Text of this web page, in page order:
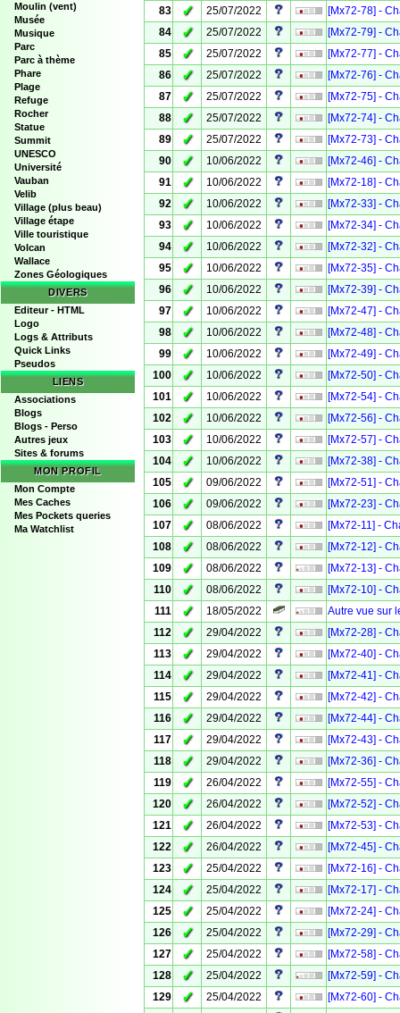
Moulin (vent)
Musée
Musique
Parc
Parc à thème
Phare
Plage
Refuge
Rocher
Statue
Summit
UNESCO
Université
Vauban
Velib
Village (plus beau)
Village étape
Ville touristique
Volcan
Wallace
Zones Géologiques
DIVERS
Editeur - HTML
Logo
Logs & Attributs
Quick Links
Pseudos
LIENS
Associations
Blogs
Blogs - Perso
Autres jeux
Sites & forums
MON PROFIL
Mon Compte
Mes Caches
Mes Pockets queries
Ma Watchlist
83
✓ 25/07/2022
[Mx72-78] -
84
✓ 25/07/2022
[Mx72-79] -
85
✓ 25/07/2022
[Mx72-77] -
86
✓ 25/07/2022
[Mx72-76] -
87
✓ 25/07/2022
[Mx72-75] -
88
✓ 25/07/2022
[Mx72-74] -
89
✓ 25/07/2022
[Mx72-73] -
90
✓ 10/06/2022
[Mx72-46] -
91
✓ 10/06/2022
[Mx72-18] -
92
✓ 10/06/2022
[Mx72-33] -
93
✓ 10/06/2022
[Mx72-34] -
94
✓ 10/06/2022
[Mx72-32] -
95
✓ 10/06/2022
[Mx72-35] -
96
✓ 10/06/2022
[Mx72-39] -
97
✓ 10/06/2022
[Mx72-47] -
98
✓ 10/06/2022
[Mx72-48] -
99
✓ 10/06/2022
[Mx72-49] -
100
✓ 10/06/2022
[Mx72-50] -
101
✓ 10/06/2022
[Mx72-54] -
102
✓ 10/06/2022
[Mx72-56] -
103
✓ 10/06/2022
[Mx72-57] -
104
✓ 10/06/2022
[Mx72-38] -
105
✓ 09/06/2022
[Mx72-51] -
106
✓ 09/06/2022
[Mx72-23] -
107
✓ 08/06/2022
[Mx72-11] -
108
✓ 08/06/2022
[Mx72-12] -
109
✓ 08/06/2022
[Mx72-13] -
110
✓ 08/06/2022
[Mx72-10] -
111
✓ 18/05/2022
Autre vue sur
112
✓ 29/04/2022
[Mx72-28] -
113
✓ 29/04/2022
[Mx72-40] -
114
✓ 29/04/2022
[Mx72-41] -
115
✓ 29/04/2022
[Mx72-42] -
116
✓ 29/04/2022
[Mx72-44] -
117
✓ 29/04/2022
[Mx72-43] -
118
✓ 29/04/2022
[Mx72-36] -
119
✓ 26/04/2022
[Mx72-55] -
120
✓ 26/04/2022
[Mx72-52] -
121
✓ 26/04/2022
[Mx72-53] -
122
✓ 26/04/2022
[Mx72-45] -
123
✓ 25/04/2022
[Mx72-16] -
124
✓ 25/04/2022
[Mx72-17] -
125
✓ 25/04/2022
[Mx72-24] -
126
✓ 25/04/2022
[Mx72-29] -
127
✓ 25/04/2022
[Mx72-58] -
128
✓ 25/04/2022
[Mx72-59] -
129
✓ 25/04/2022
[Mx72-60] -